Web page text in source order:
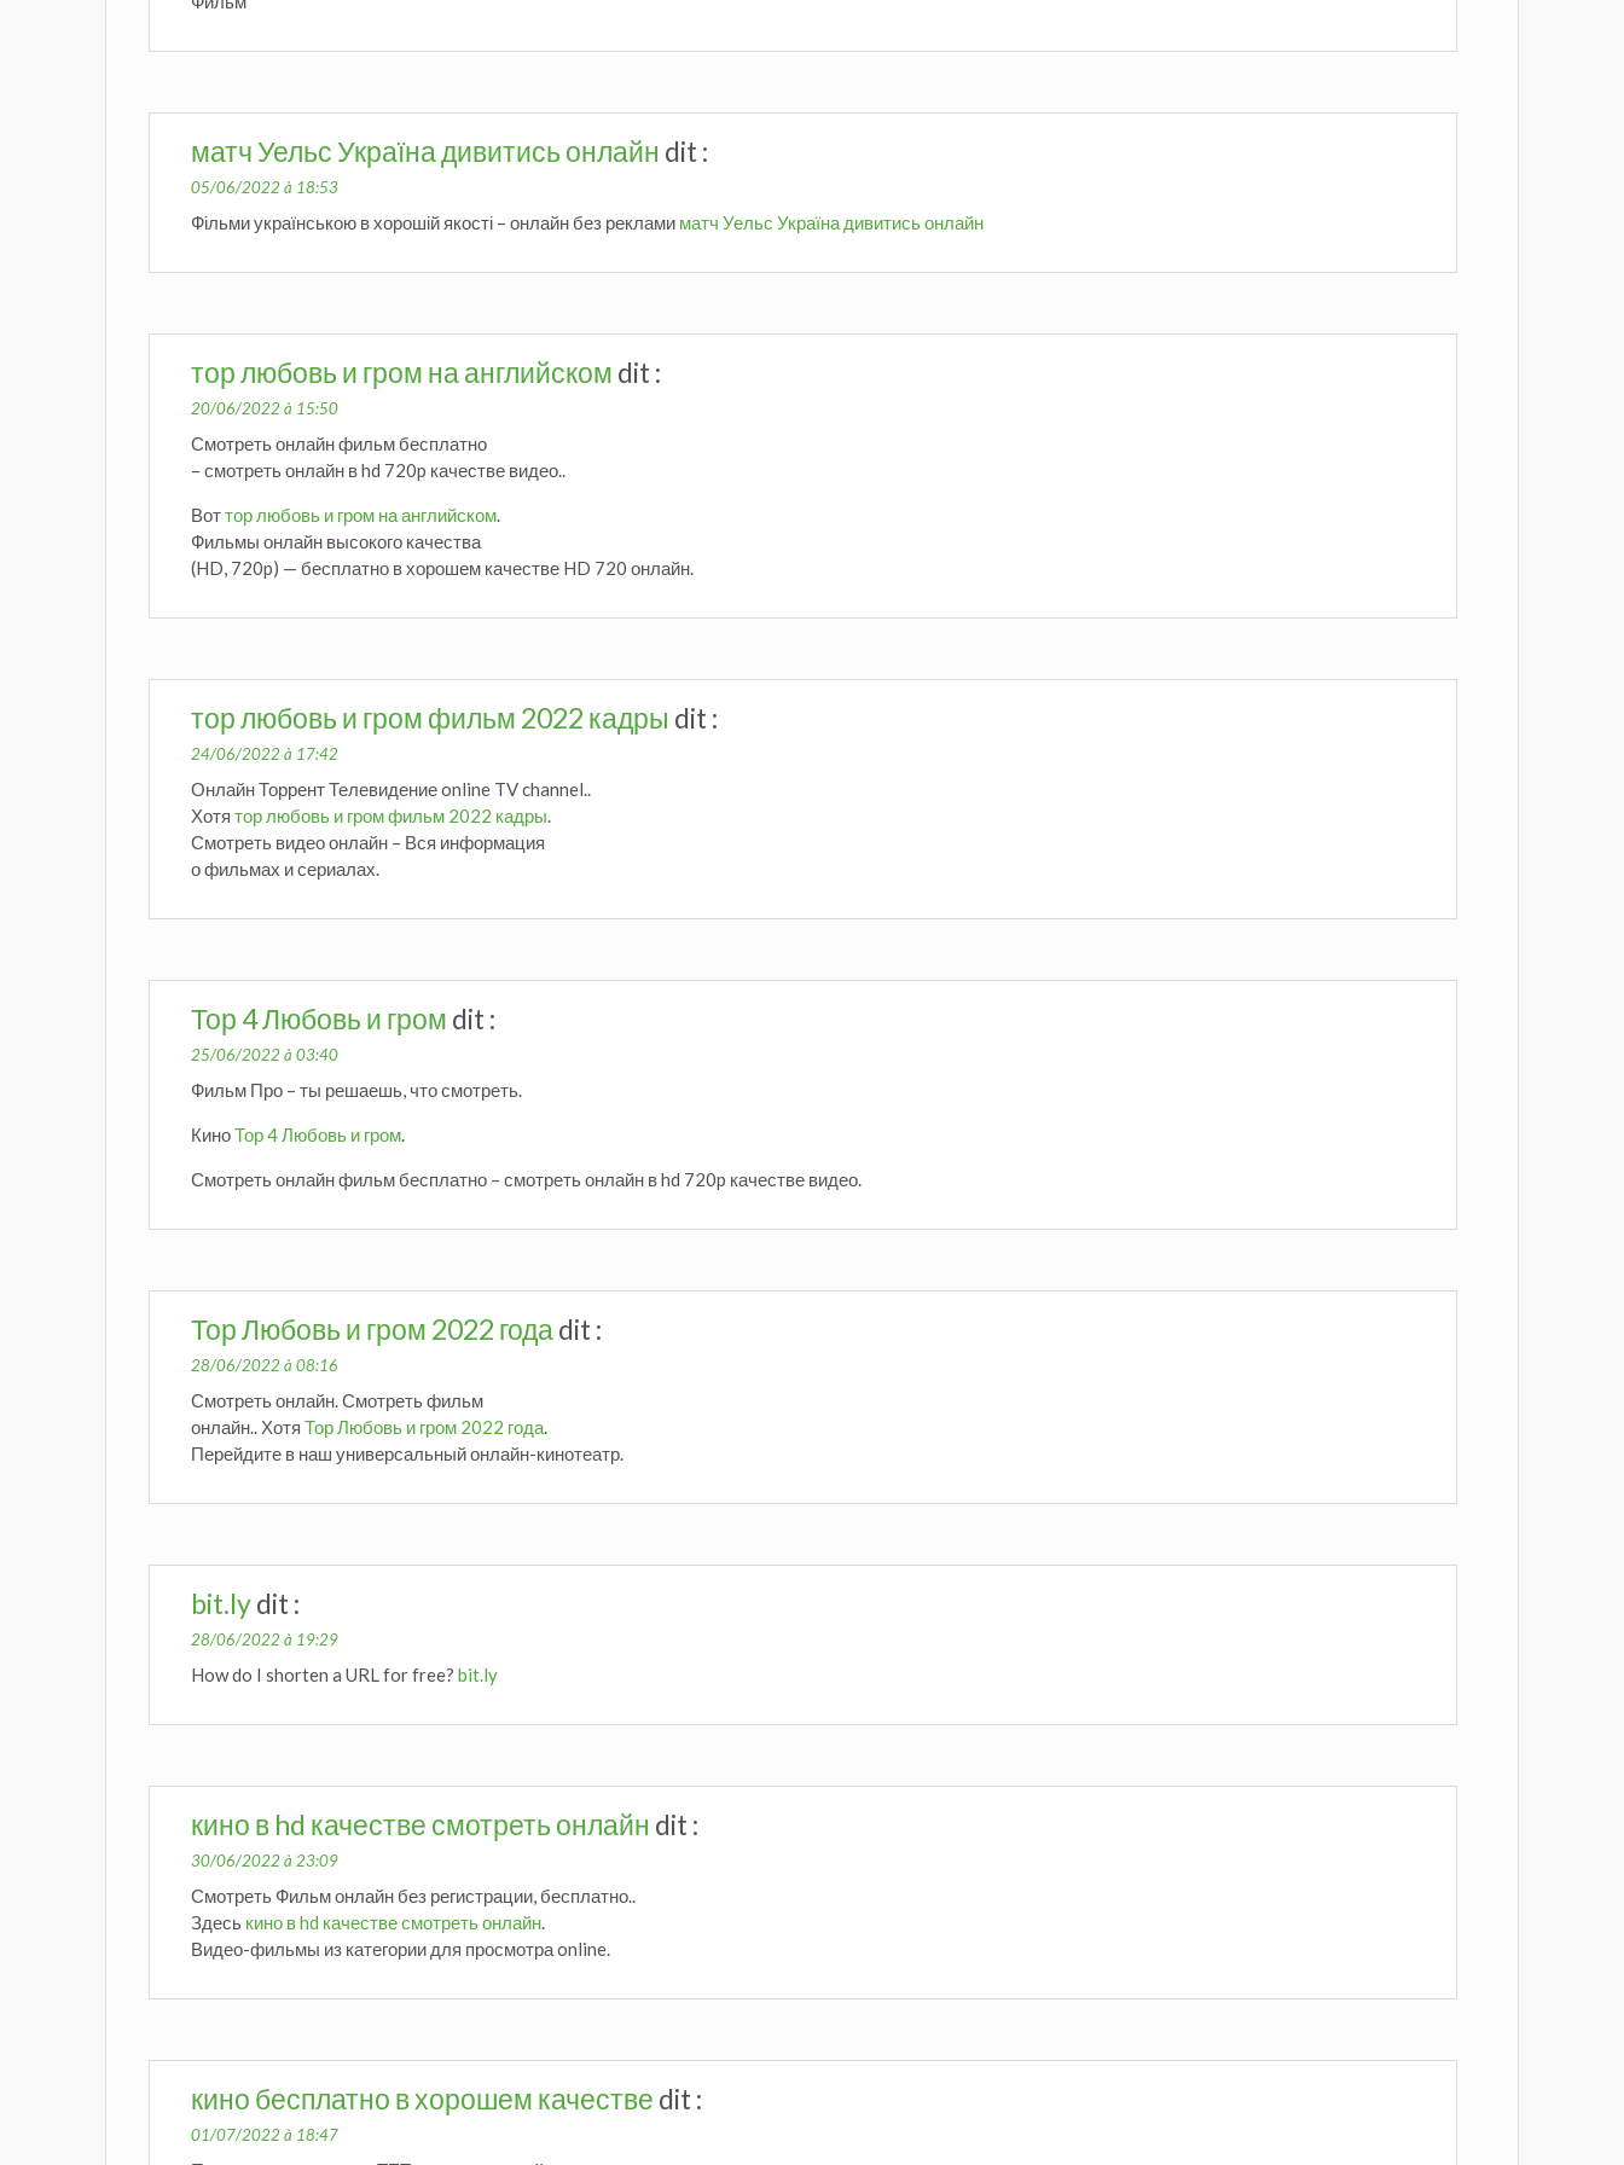
матч Уельс Україна дивитись онлайн dit :
05/06/2022 à 18:53
Фільми українською в хорошій якості – онлайн без реклами матч Уельс Україна дивитись онлайн
тор любовь и гром на английском dit :
20/06/2022 à 15:50
Смотреть онлайн фильм бесплатно
– смотреть онлайн в hd 720p качестве видео..
Воттор любовь и гром на английском
Фильмы онлайн высокого качества
(HD, 720p) — бесплатно в хорошем качестве HD 720 онлайн.
тор любовь и гром фильм 2022 кадры dit :
24/06/2022 à 17:42
Онлайн Торрент Телевидение online TV channel..
Хотя тор любовь и гром фильм 2022 кадры
Смотреть видео онлайн – Вся информация
о фильмах и сериалах.
Тор 4 Любовь и гром dit :
25/06/2022 à 03:40
Фильм Про – ты решаешь, что смотреть.
КиноТор 4 Любовь и гром
Смотреть онлайн фильм бесплатно – смотреть онлайн в hd 720p качестве видео.
Тор Любовь и гром 2022 года dit :
28/06/2022 à 08:16
Смотреть онлайн. Смотреть фильм
онлайн.. Хотя Тор Любовь и гром 2022 года
Перейдите в наш универсальный онлайн-кинотеатр.
bit.lydit :
28/06/2022 à 19:29
How do I shorten a URL for free? bit.ly
кино в hd качестве смотреть онлайн dit :
30/06/2022 à 23:09
Смотреть Фильм онлайн без регистрации, бесплатно..
Здесь кино в hd качестве смотреть онлайн
Видео-фильмы из категории для просмотра online.
кино бесплатно в хорошем качестве dit :
01/07/2022 à 18:47